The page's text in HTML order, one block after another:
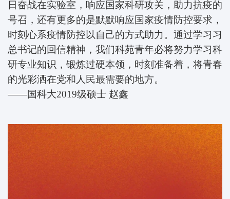
日奋战在实验室，响应国家科研攻关，助力抗疫的
号召，还有更多的是默默响应国家疫情防控要求，
时刻心系疫情防控以自己的方式助力。通过学习习
总书记的回信精神，我们科苑青年必将努力学习科
研专业知识，锻炼过硬本领，时刻准备着，将青春
的光彩洒在党和人民最需要的地方。
——国科大2019级硕士 赵鑫